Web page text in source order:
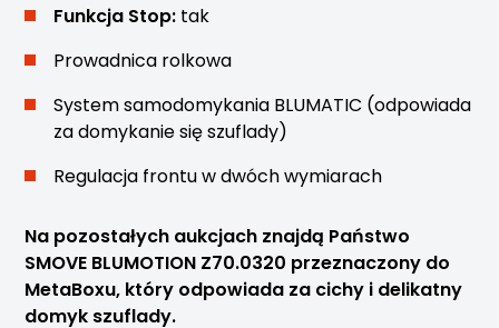
Funkcja Stop: tak
Prowadnica rolkowa
System samodomykania BLUMATIC (odpowiada
za domykanie się szuflady)
Regulacja frontu w dwóch wymiarach
Na pozostałych aukcjach znajdą Państwo
SMOVE BLUMOTION Z70.0320 przeznaczony do
MetaBoxu, który odpowiada za cichy i delikatny
domyk szuflady.